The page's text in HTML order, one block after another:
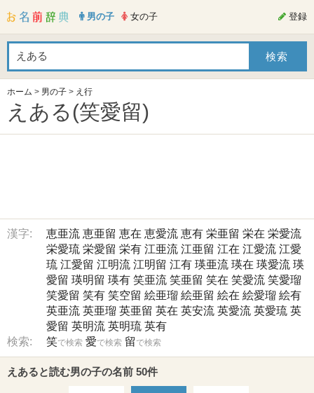
男の子 女の子 登録
ホーム > 男の子 > え行
えある(笑愛留)
漢字: 恵亜流 恵亜留 恵在 恵愛流 恵有 栄亜留 栄在 栄愛流
栄愛琉 栄愛留 栄有 江亜流 江亜留 江在 江愛流 江愛
琉 江愛留 江明流 江明留 江有 瑛亜流 瑛在 瑛愛流 瑛
愛留 瑛明留 瑛有 笑亜流 笑亜留 笑在 笑愛流 笑愛瑠
笑愛留 笑有 笑空留 絵亜瑠 絵亜留 絵在 絵愛瑠 絵有
英亜流 英亜瑠 英亜留 英在 英安流 英愛流 英愛琉 英
愛留 英明流 英明琉 英有
検索:
笑で検索 愛で検索 留 で検索
えあると読む男の子の名前 50件